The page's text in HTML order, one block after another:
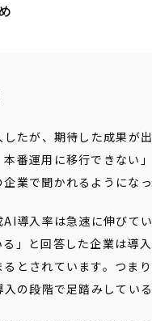
したが、期待した成果が
本番運用に移行できない
業で聞かれるようになっ
AI導入率は急速に伸びて
」と回答した企業は導
とされています。つま
の段階で足踏みしている